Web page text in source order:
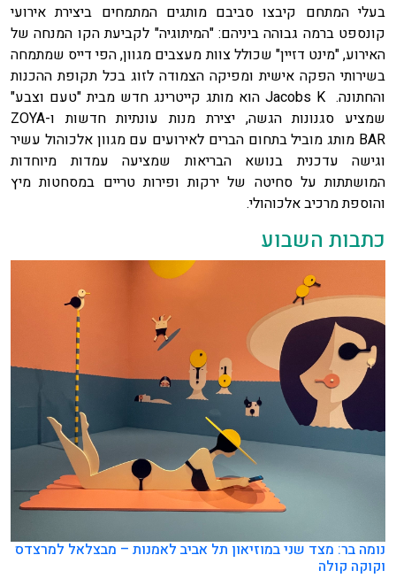
בעלי המתחם קיבצו סביבם מותגים המתמחים ביצירת אירועי
קונספט ברמה גבוהה ביניהם: "המיתוגיה" לקביעת הקו המנחה של
האירוע, "מינט דזיין" שכולל צוות מעצבים מגוון, הפי דייס שמתמחה
בשירותי הפקה אישית ומפיקה הצמודה לזוג בכל תקופת ההכנות
והחתונה. Jacobs K הוא מותג קייטרינג חדש מבית "טעם וצבע"
שמציע סגנונות הגשה, יצירת מנות עונתיות חדשות ו-ZOYA
BAR מותג מוביל בתחום הברים לאירועים עם מגוון אלכוהול עשיר
וגישה עדכנית בנושא הבריאות שמציעה עמדות מיוחדות
המושתתות על סחיטה של ירקות ופירות טריים במסחטות מיץ
והוספת מרכיב אלכוהולי.
כתבות השבוע
נומה בר: מצד שני במוזיאון תל אביב לאמנות – מבצלאל למרצדס
וקוקה קולה